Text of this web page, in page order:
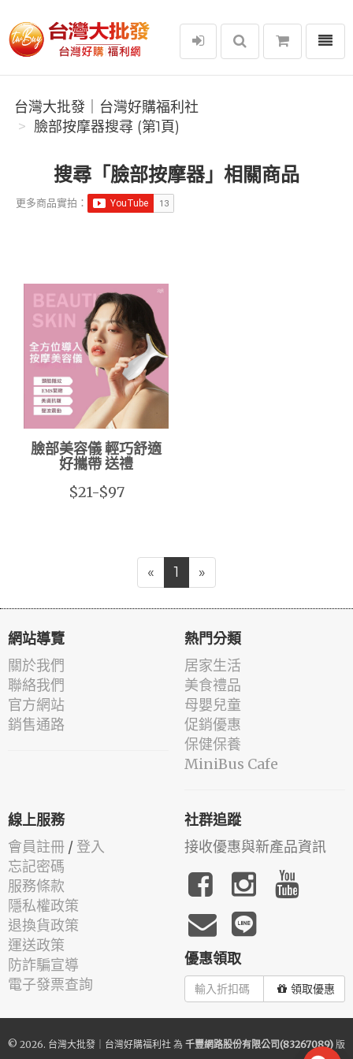
台灣大批發｜台灣好購福利社
選單
台灣大批發｜台灣好購福利社
臉部按摩器搜尋 (第1頁)
搜尋「臉部按摩器」相關商品
更多商品實拍：
臉部美容儀 輕巧舒適
好攜帶 送禮
$21-$97
« 1 »
網站導覽
關於我們
聯絡我們
官方網站
銷售通路
熱門分類
居家生活
美食禮品
母嬰兒童
促銷優惠
保健保養
MiniBus Cafe
線上服務
會員註冊 / 登入
忘記密碼
服務條款
隱私權政策
退換貨政策
運送政策
防詐騙宣導
電子發票查詢
社群追蹤
接收優惠與新產品資訊
優惠領取
領取優惠
© 2026. 台灣大批發｜台灣好購福利社 為 千豐網路股份有限公司(83267089) 版